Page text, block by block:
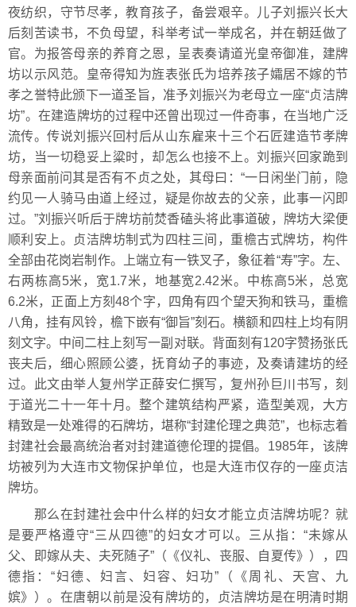
夜纺织，守节尽孝，教育孩子，备尝艰辛。儿子刘振兴长大
后刻苦读书，不负母望，科举考试一举成名，并在朝廷做了
官。为报答母亲的养育之恩，呈表奏请道光皇帝御准，建牌
坊以示风范。皇帝得知为旌表张氏为培养孩子孀居不嫁的节
孝之誉特此颁下一道圣旨，准予刘振兴为老母立一座“贞洁牌
坊”。在建造牌坊的过程中还曾出现过一件奇事，在当地广泛
流传。传说刘振兴回村后从山东雇来十三个石匠建造节孝牌
坊，当一切稳妥上粱时，却怎么也接不上。刘振兴回家跪到
母亲面前问其是否有不贞之处，其母曰：“一日闲坐门前，隐
约见一人骑马由道上经过，疑是你故去的父亲，此事一闪即
过。”刘振兴听后于牌坊前焚香磕头将此事道破，牌坊大梁便
顺利安上。贞洁牌坊制式为四柱三间，重檐古式牌坊，构件
全部由花岗岩制作。上端立有一铁叉子，象征着“寿”字。左、
右两栋高5米，宽1.7米，地基宽2.42米。中栋高5米，总宽
6.2米，正面上方刻48个字，四角有四个望天狗和铁马，重檐
八角，挂有风铃，檐下嵌有“御旨”刻石。横额和四柱上均有阴
刻文字。中间二柱上刻写一副对联。背面刻有120字赞扬张氏
丧夫后，细心照顾公婆，抚育幼子的事迹，及奏请建坊的经
过。此文由举人复州学正薛安仁撰写，复州孙巨川书写，刻
于道光二十一年十月。整个建筑结构严紧，造型美观，大方
精致是一处难得的石牌坊，堪称“封建伦理之典范”，也标志着
封建社会最高统治者对封建道德伦理的提倡。1985年，该牌
坊被列为大连市文物保护单位，也是大连市仅存的一座贞洁
牌坊。
那么在封建社会中什么样的妇女才能立贞洁牌坊呢？就
是要严格遵守“三从四德”的妇女才可以。三从指：“未嫁从
父、即嫁从夫、夫死随子”（《仪礼、丧服、自夏传》），四
德指：“妇德、妇言、妇容、妇功”（《周礼、天宫、九
嫔》）。在唐朝以前是没有牌坊的，贞洁牌坊是在明清时期